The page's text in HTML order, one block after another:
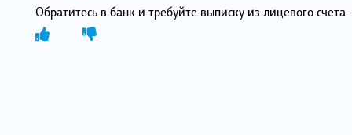
Обратитесь в банк и требуйте выписку из лицевого